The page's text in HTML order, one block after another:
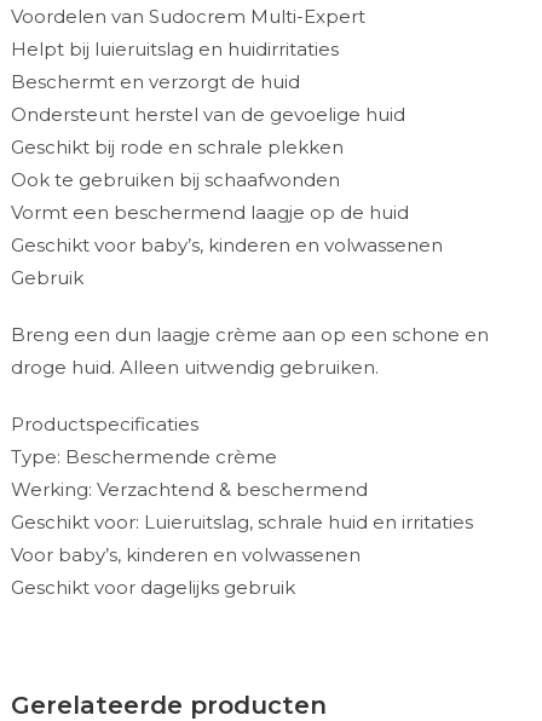
Voordelen van Sudocrem Multi-Expert
Helpt bij luieruitslag en huidirritaties
Beschermt en verzorgt de huid
Ondersteunt herstel van de gevoelige huid
Geschikt bij rode en schrale plekken
Ook te gebruiken bij schaafwonden
Vormt een beschermend laagje op de huid
Geschikt voor baby’s, kinderen en volwassenen
Gebruik
Breng een dun laagje crème aan op een schone en
droge huid. Alleen uitwendig gebruiken.
Productspecificaties
Type: Beschermende crème
Werking: Verzachtend & beschermend
Geschikt voor: Luieruitslag, schrale huid en irritaties
Voor baby’s, kinderen en volwassenen
Geschikt voor dagelijks gebruik
Gerelateerde producten